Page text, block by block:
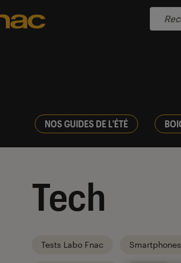
NOS GUIDES DE L'ÉTÉ
Tech
Tests Labo Fnac Smartphones